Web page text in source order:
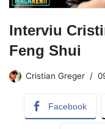
Interviu
Feng Shui
Cristian Greger
Facebook